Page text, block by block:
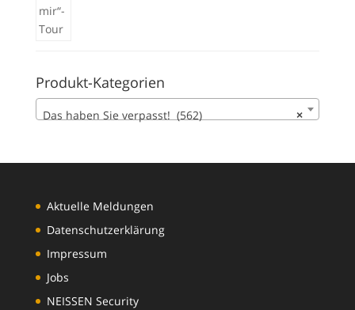
Produkt-Kategorien
×
Das haben Sie verpasst! (562)
Aktuelle Meldungen
Datenschutzerklärung
Impressum
Jobs
NEISSEN Security